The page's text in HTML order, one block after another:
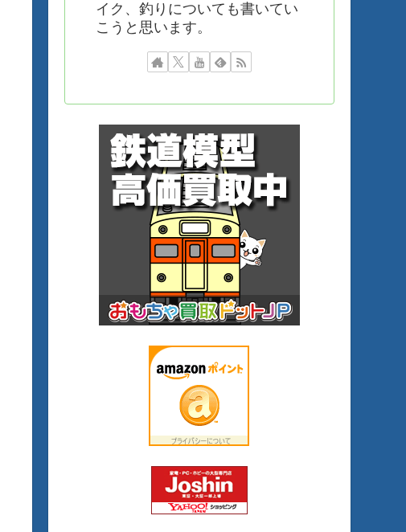
イク、釣りについても書いてい
こうと思います。